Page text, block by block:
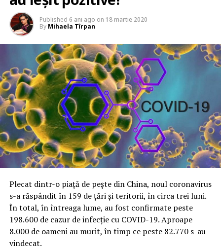
Published 6 ani ago on 18 martie 2020
By Mihaela Tîrpan
Plecat dintr-o piață de pește din China, noul coronavirus
s-a răspândit în 159 de țări și teritorii, în circa trei luni.
În total, în întreaga lume, au fost confirmate peste
198.600 de cazur de infecție cu COVID-19. Aproape
8.000 de oameni au murit, în timp ce peste 82.770 s-au
vindecat.